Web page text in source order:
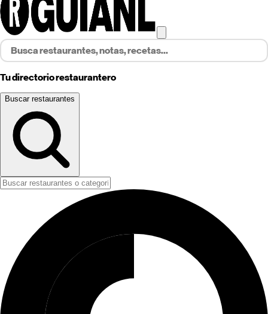
Tu directorio restaurantero
Buscar restaurantes